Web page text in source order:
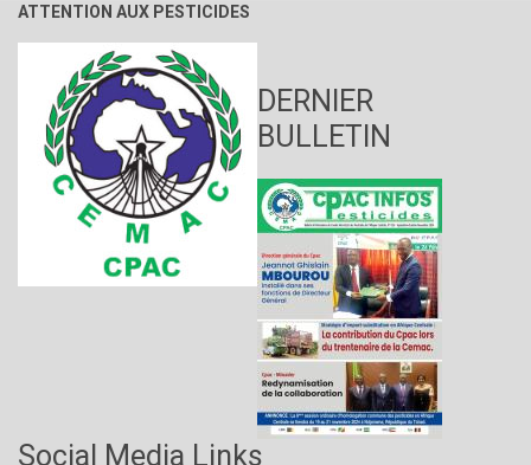
ATTENTION AUX PESTICIDES
DERNIER
BULLETIN
Social Media Links